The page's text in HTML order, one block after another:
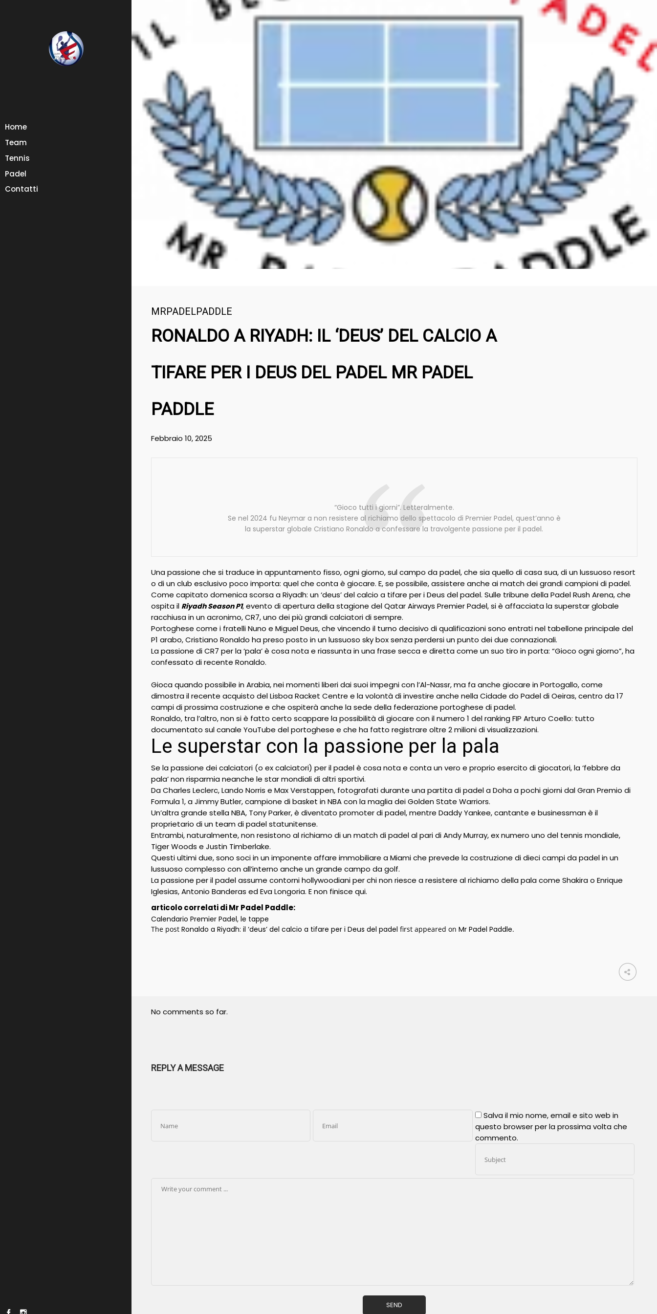
Home
Team
Tennis
Padel
Contatti
MRPADELPADDLE
RONALDO A RIYADH: IL ‘DEUS’ DEL CALCIO A
TIFARE PER I DEUS DEL PADEL MR PADEL
PADDLE
Febbraio 10, 2025
“Gioco tutti i giorni”. Letteralmente.
Se nel 2024 fu Neymar a non resistere al richiamo dello spettacolo di Premier Padel, quest’anno è
la superstar globale Cristiano Ronaldo a confessare la travolgente passione per il padel.
Una passione che si traduce in appuntamento fisso, ogni giorno, sul campo da padel, che sia quello di casa sua, di un lussuoso resort
o di un club esclusivo poco importa: quel che conta è giocare. E, se possibile, assistere anche ai match dei grandi campioni di padel.
Come capitato domenica scorsa a Riyadh: un ‘deus’ del calcio a tifare per i Deus del padel. Sulle tribune della Padel Rush Arena, che
ospita il Riyadh Season P1, evento di apertura della stagione del Qatar Airways Premier Padel, si è affacciata la superstar globale
racchiusa in un acronimo, CR7, uno dei più grandi calciatori di sempre.
Portoghese come i fratelli Nuno e Miguel Deus, che vincendo il turno decisivo di qualificazioni sono entrati nel tabellone principale del
P1 arabo, Cristiano Ronaldo ha preso posto in un lussuoso sky box senza perdersi un punto dei due connazionali.
La passione di CR7 per la ‘pala’ è cosa nota e riassunta in una frase secca e diretta come un suo tiro in porta: “Gioco ogni giorno”, ha
confessato di recente Ronaldo.
Gioca quando possibile in Arabia, nei momenti liberi dai suoi impegni con l’Al-Nassr, ma fa anche giocare in Portogallo, come
dimostra il recente acquisto del Lisboa Racket Centre e la volontà di investire anche nella Cidade do Padel di Oeiras, centro da 17
campi di prossima costruzione e che ospiterà anche la sede della federazione portoghese di padel.
Ronaldo, tra l’altro, non si è fatto certo scappare la possibilità di giocare con il numero 1 del ranking FIP Arturo Coello: tutto
documentato sul canale YouTube del portoghese e che ha fatto registrare oltre 2 milioni di visualizzazioni.
Le superstar con la passione per la pala
Se la passione dei calciatori (o ex calciatori) per il padel è cosa nota e conta un vero e proprio esercito di giocatori, la ‘febbre da
pala’ non risparmia neanche le star mondiali di altri sportivi.
Da Charles Leclerc, Lando Norris e Max Verstappen, fotografati durante una partita di padel a Doha a pochi giorni dal Gran Premio di
Formula 1, a Jimmy Butler, campione di basket in NBA con la maglia dei Golden State Warriors.
Un’altra grande stella NBA, Tony Parker, è diventato promoter di padel, mentre Daddy Yankee, cantante e businessman è il
proprietario di un team di padel statunitense.
Entrambi, naturalmente, non resistono al richiamo di un match di padel al pari di Andy Murray, ex numero uno del tennis mondiale,
Tiger Woods e Justin Timberlake.
Questi ultimi due, sono soci in un imponente affare immobiliare a Miami che prevede la costruzione di dieci campi da padel in un
lussuoso complesso con all’interno anche un grande campo da golf.
La passione per il padel assume contorni hollywoodiani per chi non riesce a resistere al richiamo della pala come Shakira o Enrique
Iglesias, Antonio Banderas ed Eva Longoria. E non finisce qui.
articolo correlati di Mr Padel Paddle:
Calendario Premier Padel, le tappe
The post Ronaldo a Riyadh: il ‘deus’ del calcio a tifare per i Deus del padel first appeared on Mr Padel Paddle.
No comments so far.
REPLY A MESSAGE
Salva il mio nome, email e sito web in
questo browser per la prossima volta che
commento.